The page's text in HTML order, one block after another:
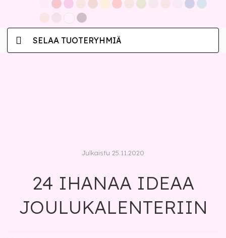
SELAA TUOTERYHMIÄ
Julkaistu 25.11.2020
24 IHANAA IDEAA
JOULUKALENTERIIN